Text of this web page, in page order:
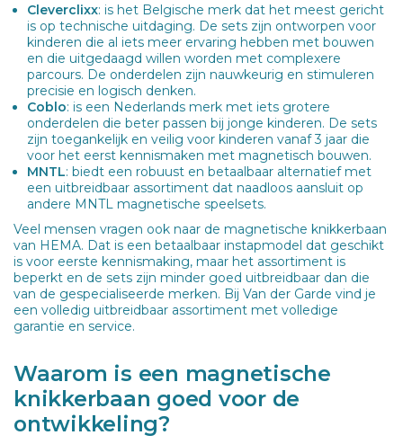
Cleverclixx: is het Belgische merk dat het meest gericht
is op technische uitdaging. De sets zijn ontworpen voor
kinderen die al iets meer ervaring hebben met bouwen
en die uitgedaagd willen worden met complexere
parcours. De onderdelen zijn nauwkeurig en stimuleren
precisie en logisch denken.
Coblo: is een Nederlands merk met iets grotere
onderdelen die beter passen bij jonge kinderen. De sets
zijn toegankelijk en veilig voor kinderen vanaf 3 jaar die
voor het eerst kennismaken met magnetisch bouwen.
MNTL: biedt een robuust en betaalbaar alternatief met
een uitbreidbaar assortiment dat naadloos aansluit op
andere MNTL magnetische speelsets.
Veel mensen vragen ook naar de magnetische knikkerbaan
van HEMA. Dat is een betaalbaar instapmodel dat geschikt
is voor eerste kennismaking, maar het assortiment is
beperkt en de sets zijn minder goed uitbreidbaar dan die
van de gespecialiseerde merken. Bij Van der Garde vind je
een volledig uitbreidbaar assortiment met volledige
garantie en service.
Waarom is een magnetische
knikkerbaan goed voor de
ontwikkeling?